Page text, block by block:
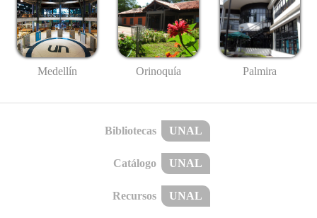
Medellín Orinoquía Palmira
Bibliotecas UNAL
Catálogo UNAL
Recursos UNAL